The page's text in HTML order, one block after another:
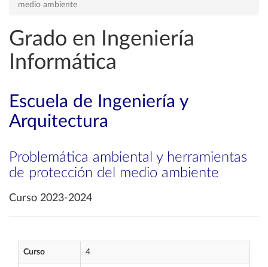
medio ambiente
Grado en Ingeniería
Informática
Escuela de Ingeniería y
Arquitectura
Problemática ambiental y herramientas
de protección del medio ambiente
Curso 2023-2024
Curso 4